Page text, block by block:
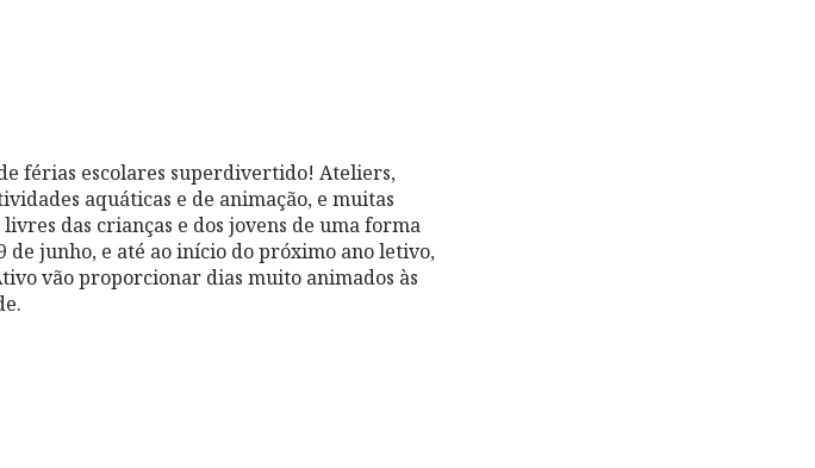
férias escolares superdivertido! Ateliers,
aquáticas e de animação, e muitas
das crianças e dos jovens de uma forma
de junho, e até ao início do próximo ano letivo,
vão proporcionar dias muito animados às